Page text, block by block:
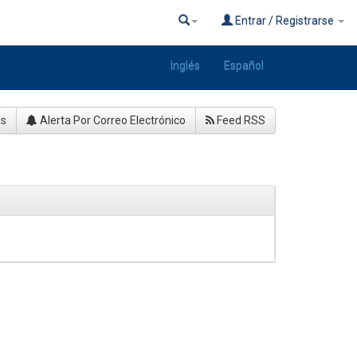
Entrar / Registrarse
Inglés Español
Alerta Por Correo Electrónico Feed RSS